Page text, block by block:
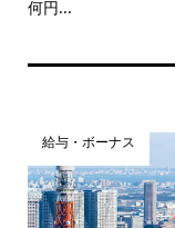
何円...
給与・ボーナス